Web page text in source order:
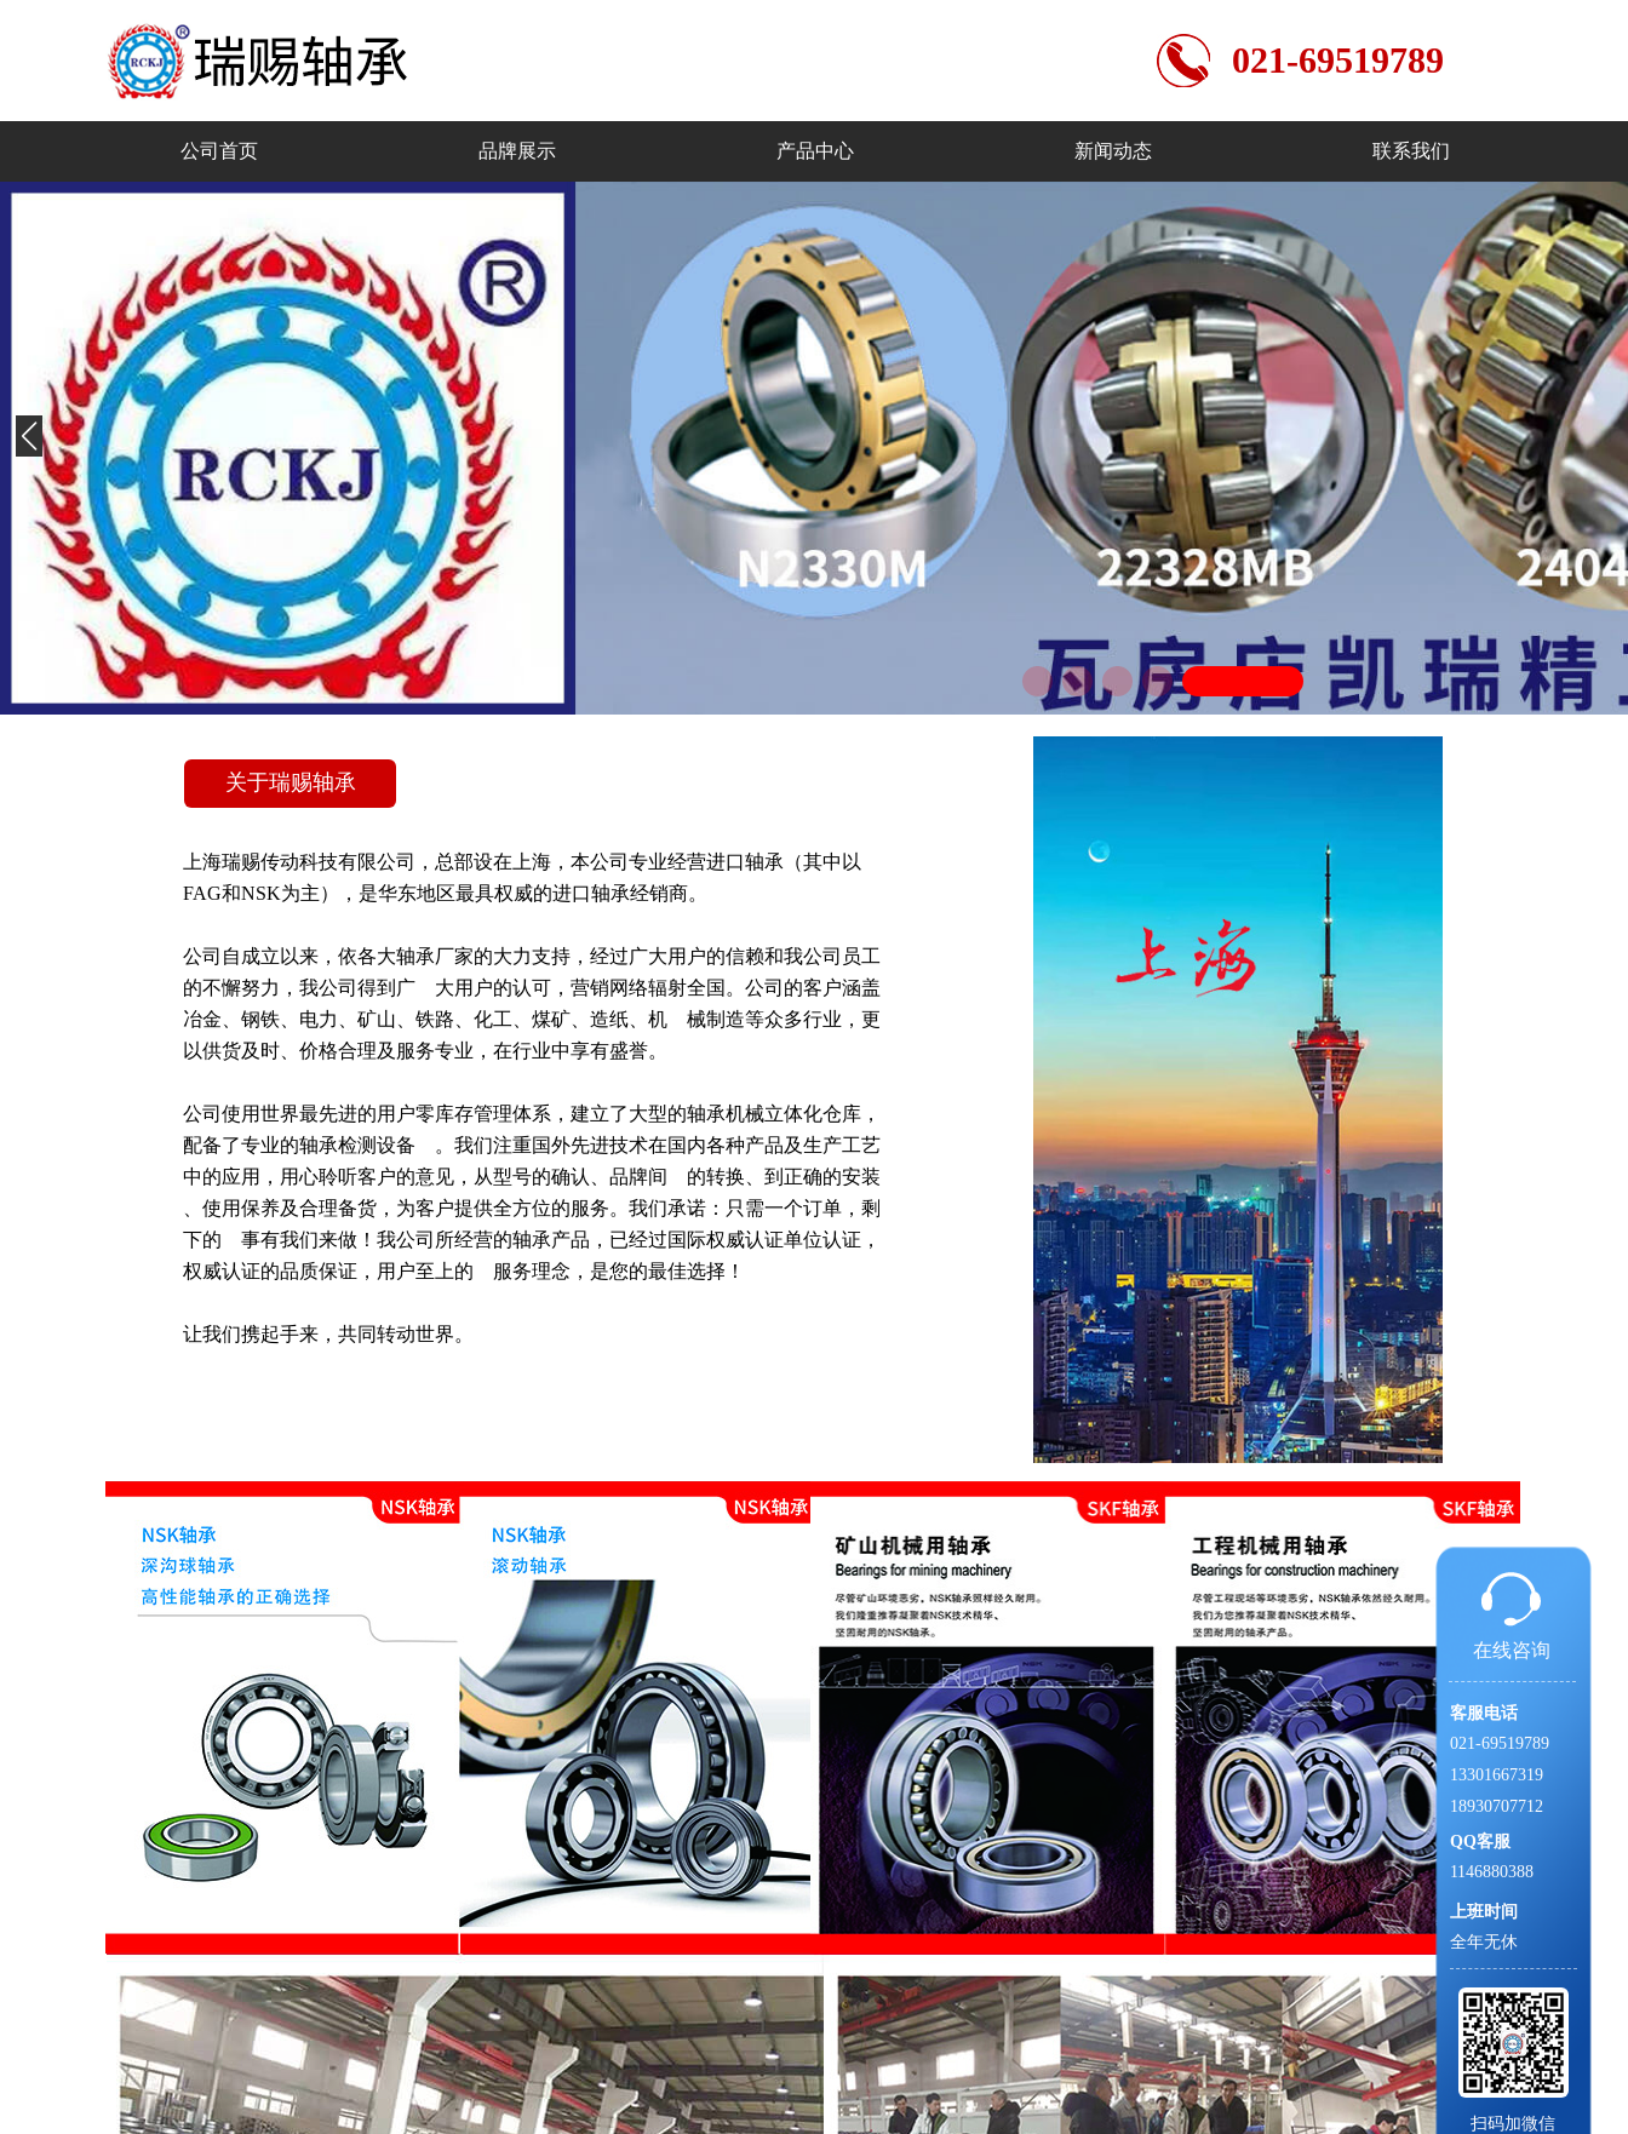
021-69519789
公司首页 品牌展示 产品中心 新闻动态 联系我们
在线咨询
客服电话
021-69519789
13301667319
18930707712
QQ客服
1146880388
上班时间
全年无休
扫码加微信
上海瑞赐传动科技有限公司，总部设在上海，本公司专业经营进口轴承（其中以
FAG和NSK为主），是华东地区最具权威的进口轴承经销商。
公司自成立以来，依各大轴承厂家的大力支持，经过广大用户的信赖和我公司员工
的不懈努力，我公司得到广    大用户的认可，营销网络辐射全国。公司的客户涵盖
冶金、钢铁、电力、矿山、铁路、化工、煤矿、造纸、机    械制造等众多行业，更
以供货及时、价格合理及服务专业，在行业中享有盛誉。
公司使用世界最先进的用户零库存管理体系，建立了大型的轴承机械立体化仓库，
配备了专业的轴承检测设备    。我们注重国外先进技术在国内各种产品及生产工艺
中的应用，用心聆听客户的意见，从型号的确认、品牌间    的转换、到正确的安装
、使用保养及合理备货，为客户提供全方位的服务。我们承诺：只需一个订单，剩
下的    事有我们来做！我公司所经营的轴承产品，已经过国际权威认证单位认证，
权威认证的品质保证，用户至上的    服务理念，是您的最佳选择！
让我们携起手来，共同转动世界。
关于瑞赐轴承